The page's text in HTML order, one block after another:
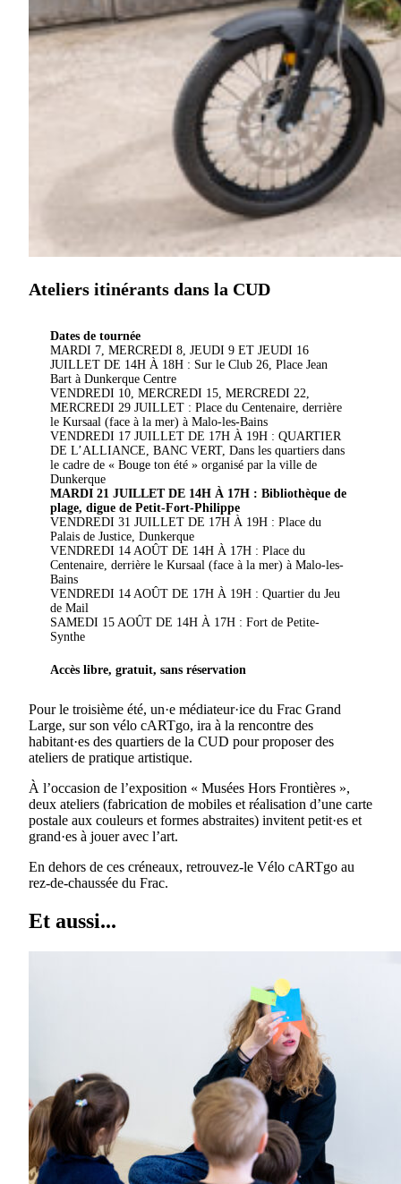
Ateliers itinérants dans la CUD
Dates de tournée
MARDI 7, MERCREDI 8, JEUDI 9 ET JEUDI 16
JUILLET DE 14H À 18H : Sur le Club 26, Place Jean
Bart à Dunkerque Centre
VENDREDI 10, MERCREDI 15, MERCREDI 22,
MERCREDI 29 JUILLET : Place du Centenaire, derrière
le Kursaal (face à la mer) à Malo-les-Bains
VENDREDI 17 JUILLET DE 17H À 19H : QUARTIER
DE L’ALLIANCE, BANC VERT, Dans les quartiers dans
le cadre de « Bouge ton été » organisé par la ville de
Dunkerque
MARDI 21 JUILLET DE 14H À 17H : Bibliothèque de
plage, digue de Petit-Fort-Philippe
VENDREDI 31 JUILLET DE 17H À 19H : Place du
Palais de Justice, Dunkerque
VENDREDI 14 AOÛT DE 14H À 17H : Place du
Centenaire, derrière le Kursaal (face à la mer) à Malo-les-
Bains
VENDREDI 14 AOÛT DE 17H À 19H : Quartier du Jeu
de Mail
SAMEDI 15 AOÛT DE 14H À 17H : Fort de Petite-
Synthe
Accès libre, gratuit, sans réservation
Pour le troisième été, un·e médiateur·ice du Frac Grand
Large, sur son vélo cARTgo, ira à la rencontre des
habitant·es des quartiers de la CUD pour proposer des
ateliers de pratique artistique.
À l’occasion de l’exposition « Musées Hors Frontières »,
deux ateliers (fabrication de mobiles et réalisation d’une carte
postale aux couleurs et formes abstraites) invitent petit·es et
grand·es à jouer avec l’art.
En dehors de ces créneaux, retrouvez-le Vélo cARTgo au
rez-de-chaussée du Frac.
Et aussi...